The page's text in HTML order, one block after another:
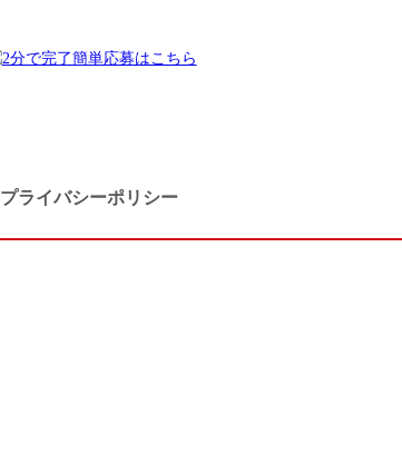
プライバシーポリシー